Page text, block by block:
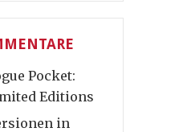
Pocket:
Editions
in